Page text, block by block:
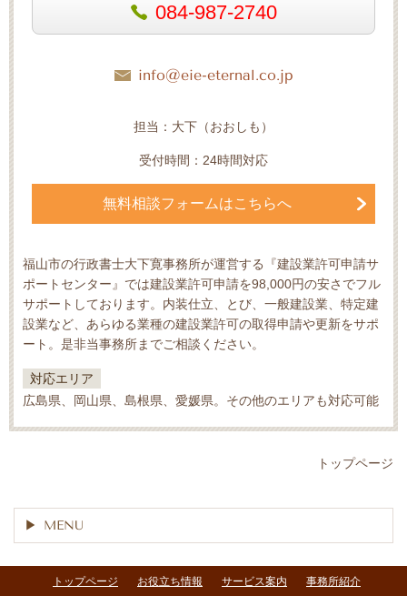
084-987-2740
info@eie-eternal.co.jp
担当：大下（おおしも）
受付時間：24時間対応
無料相談フォームはこちらへ
福山市の行政書士大下寛事務所が運営する『建設業許可申請サ
ポートセンター』では建設業許可申請を98,000円の安さでフル
サポートしております。内装仕立、とび、一般建設業、特定建
設業など、あらゆる業種の建設業許可の取得申請や更新をサポ
ート。是非当事務所までご相談ください。
対応エリア
広島県、岡山県、島根県、愛媛県。その他のエリアも対応可能
トップページ
MENU
トップページ お役立ち情報 サービス案内
事務所紹介